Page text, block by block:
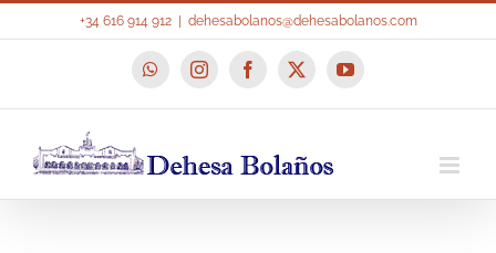
+34 616 914 912 dehesabolanos@dehesabolanos.com
WhatsAppInstagramFacebook
X YouTube